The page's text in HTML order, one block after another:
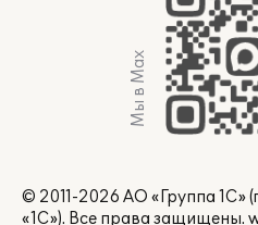
Мы в Max
© 2011-2026 АО «Группа
«1С»). Все права защищены.